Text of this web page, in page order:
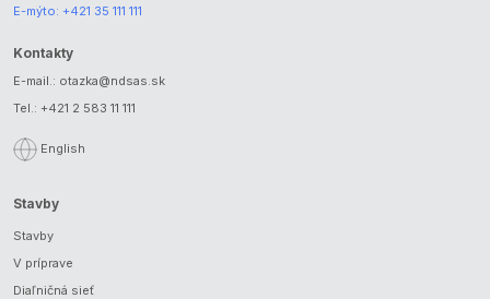
E-mýto: +421 35 111 111
Kontakty
E-mail.: otazka@ndsas.sk
Tel.: +421 2 583 11 111
English
Stavby
Stavby
V príprave
Diaľničná sieť